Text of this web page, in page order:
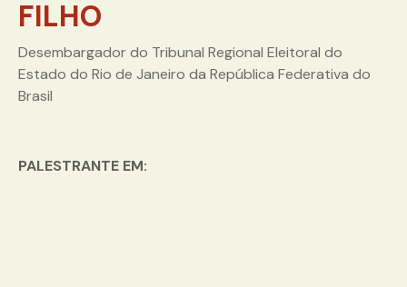
FILHO
Desembargador do Tribunal Regional Eleitoral do
Estado do Rio de Janeiro da República Federativa do
Brasil
PALESTRANTE EM: